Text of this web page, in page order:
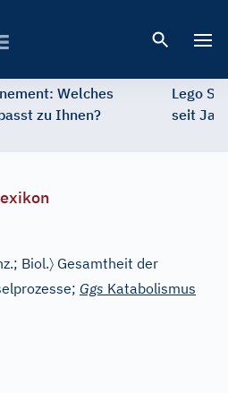
Welches
zu Ihnen?
Lego
seit
Biol.〉 Gesamtheit der
Ggs Katabolismus